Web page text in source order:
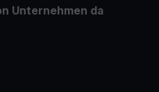
Unternehmen da